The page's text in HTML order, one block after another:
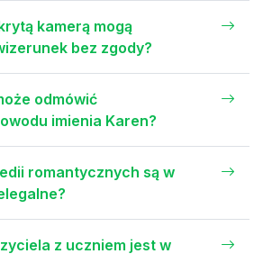
kamerą mogą
bez zgody?
odmówić
imienia Karen?
romantycznych są w
z uczniem jest w